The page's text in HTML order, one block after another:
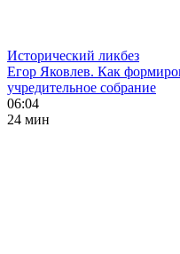
Исторический ликбез
Егор Яковлев. Как
учредительное собрание
06:04
24 мин